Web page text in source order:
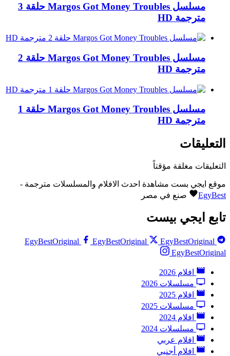
مسلسل Margos Got Money Troubles حلقة 3
مترجمة HD
مسلسل Margos Got Money Troubles حلقة 2
مترجمة HD
مسلسل Margos Got Money Troubles حلقة 1
مترجمة HD
التعليقات
التعليقات مغلقة مؤقتاً
موقع ايجي بست مشاهدة احدث الافلام والمسلسلات مترجمة -
EgyBest
صنع في مصر
تابع ايجي بيست
EgyBestOriginal EgyBestOriginal
EgyBestOriginal
EgyBestOriginal
افلام 2026
مسلسلات 2026
افلام 2025
مسلسلات 2025
افلام 2024
مسلسلات 2024
افلام عربي
افلام أجنبي